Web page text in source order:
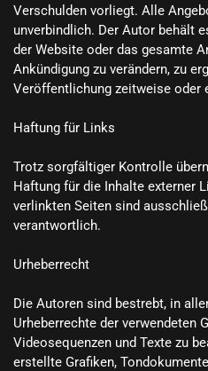
Verschulden vorliegt. Alle
unverbindlich. Der Autor behält
der Website oder das gesamte
Ankündigung zu verändern, zu
Veröffentlichung zeitweise oder
Haftung für Links
Trotz sorgfältiger Kontrolle
Haftung für die Inhalte externer
verlinkten Seiten sind
verantwortlich.
Urheberrecht
Die Autoren sind bestrebt, in
Urheberrechte der verwendeten
Videosequenzen und Texte zu
erstellte Grafiken,